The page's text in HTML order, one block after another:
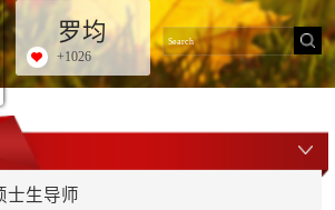
罗均
+1026
士生导师